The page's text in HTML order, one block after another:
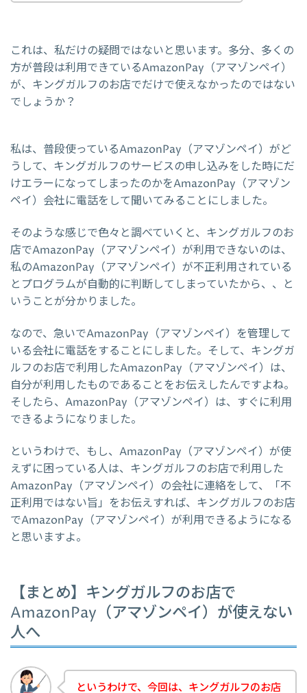
これは、私だけの疑問ではないと思います。多分、多くの
方が普段は利用できているAmazonPay（アマゾンペイ）
が、キングガルフのお店でだけで使えなかったのではない
でしょうか？
私は、普段使っているAmazonPay（アマゾンペイ）がど
うして、キングガルフのサービスの申し込みをした時にだ
けエラーになってしまったのかをAmazonPay（アマゾン
ペイ）会社に電話をして聞いてみることにしました。
そのような感じで色々と調べていくと、キングガルフのお
店でAmazonPay（アマゾンペイ）が利用できないのは、
私のAmazonPay（アマゾンペイ）が不正利用されている
とプログラムが自動的に判断してしまっていたから、、と
いうことが分かりました。
なので、急いでAmazonPay（アマゾンペイ）を管理して
いる会社に電話をすることにしました。そして、キングガ
ルフのお店で利用したAmazonPay（アマゾンペイ）は、
自分が利用したものであることをお伝えしたんですよね。
そしたら、AmazonPay（アマゾンペイ）は、すぐに利用
できるようになりました。
というわけで、もし、AmazonPay（アマゾンペイ）が使
えずに困っている人は、キングガルフのお店で利用した
AmazonPay（アマゾンペイ）の会社に連絡をして、「不
正利用ではない旨」をお伝えすれば、キングガルフのお店
でAmazonPay（アマゾンペイ）が利用できるようになる
と思いますよ。
【まとめ】キングガルフのお店で
AmazonPay（アマゾンペイ）が使えない
人へ
というわけで、今回は、キングガルフのお店